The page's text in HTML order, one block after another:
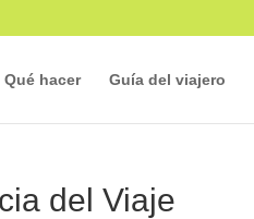
Qué hacer Guía del viajero
del Viaje